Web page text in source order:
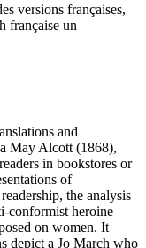
versions françaises,
française un
and
May Alcott (1868),
in bookstores or
of
the analysis
conformist heroine
on women. It
depict a Jo March who